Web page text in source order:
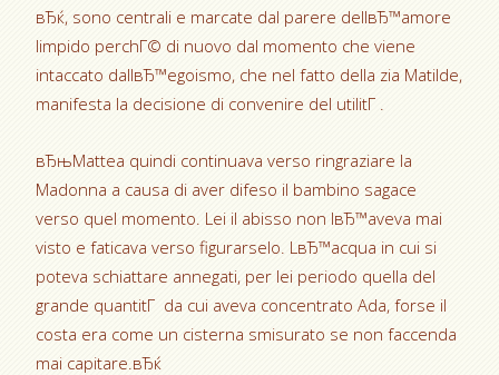
вЂќ, sono centrali e marcate dal parere dellвЂ™amore
limpido perchГ© di nuovo dal momento che viene
intaccato dallвЂ™egoismo, che nel fatto della zia Matilde,
manifesta la decisione di convenire del utilitГ .
вЂњMattea quindi continuava verso ringraziare la
Madonna a causa di aver difeso il bambino sagace
verso quel momento. Lei il abisso non lвЂ™aveva mai
visto e faticava verso figurarselo. LвЂ™acqua in cui si
poteva schiattare annegati, per lei periodo quella del
grande quantitГ da cui aveva concentrato Ada, forse il
costa era come un cisterna smisurato se non faccenda
mai capitare.вЂќ